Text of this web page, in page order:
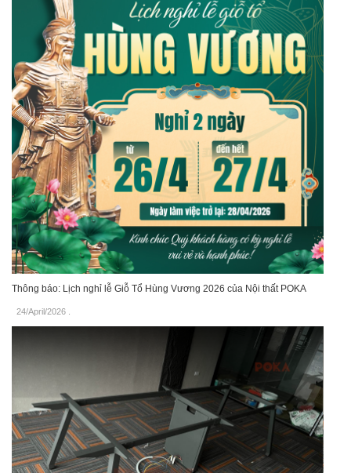
Thông báo: Lịch nghỉ lễ Giỗ Tổ Hùng Vương 2026 của Nội thất POKA
24/April/2026